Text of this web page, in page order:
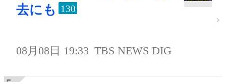
去にも
130
08月08日 19:33 TBS NEWS DIG